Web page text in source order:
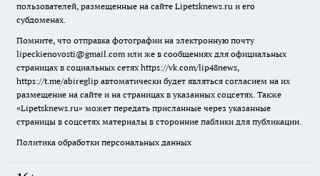
пользователей, размещенные на сайте Lipetsknews.ru и его
субдоменах.
Помните, что отправка фотографии на электронную почту
lipeckienovosti@gmail.com или же в сообщениях для официальных
страницах в социальных сетях https://vk.com/lip48news,
https://t.me/abireglip автоматически будет являться согласием на их
размещение на сайте и на страницах в указанных соцсетях. Также
«Lipetsknews.ru» может передать присланные через указанные
страницы в соцсетях материалы в сторонние паблики для публикации.
Политика обработки персональных данных